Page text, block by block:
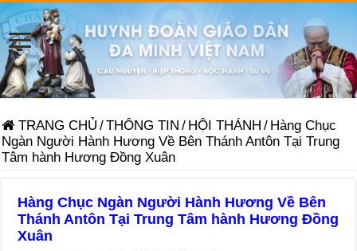
TRANG CHỦ /THÔNG TIN / HỘI THÁNH / Hàng Chục
Ngàn Người Hành Hương Về Bên Thánh Antôn Tại Trung
Tâm hành Hương Đồng Xuân
Hàng Chục Ngàn Người Hành Hương Về Bên
Thánh Antôn Tại Trung Tâm hành Hương Đồng
Xuân